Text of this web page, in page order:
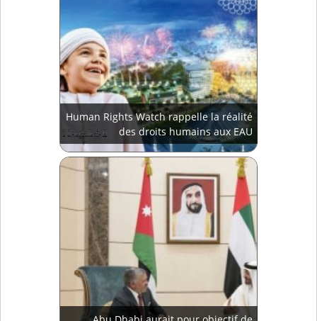
Human Rights Watch rappelle la réalité
des droits humains aux EAU